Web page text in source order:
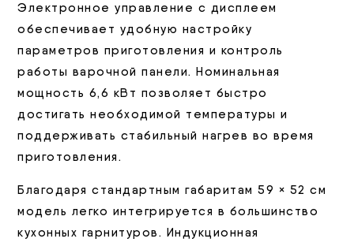
Электронное управление с дисплеем
обеспечивает удобную настройку
параметров приготовления и контроль
работы варочной панели. Номинальная
мощность 6,6 кВт позволяет быстро
достигать необходимой температуры и
поддерживать стабильный нагрев во время
приготовления.
Благодаря стандартным габаритам 59 × 52 см
модель легко интегрируется в большинство
кухонных гарнитуров. Индукционная